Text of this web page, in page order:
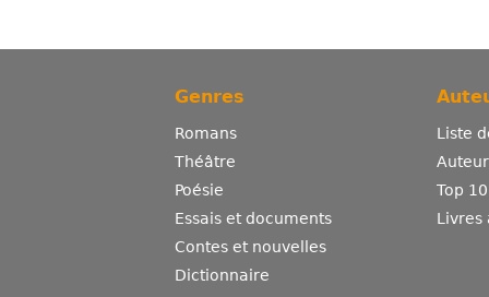
Genres
Romans
Théâtre
Poésie
Essais et documents
Contes et nouvelles
Dictionnaire
Liste
Top
Livres